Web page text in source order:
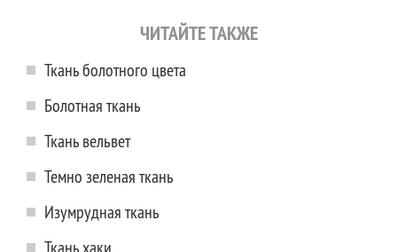
ЧИТАЙТЕ ТАКЖЕ
Ткань болотного цвета
Болотная ткань
Ткань вельвет
Темно зеленая ткань
Изумрудная ткань
Ткань хаки